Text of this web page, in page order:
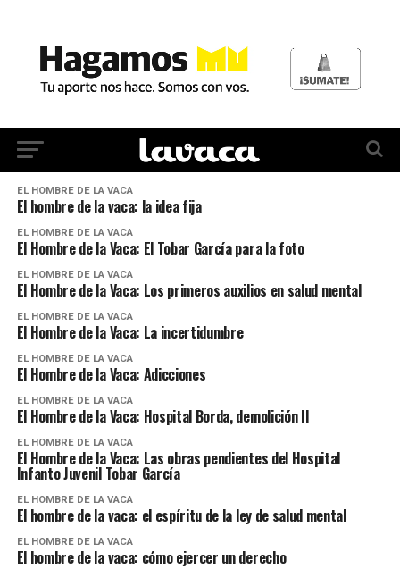
EL HOMBRE DE LA VACA
El hombre de la vaca: la idea fija
EL HOMBRE DE LA VACA
El Hombre de la Vaca: El Tobar García para la foto
EL HOMBRE DE LA VACA
El Hombre de la Vaca: Los primeros auxilios en salud mental
EL HOMBRE DE LA VACA
El Hombre de la Vaca: La incertidumbre
EL HOMBRE DE LA VACA
El Hombre de la Vaca: Adicciones
EL HOMBRE DE LA VACA
El Hombre de la Vaca: Hospital Borda, demolición II
EL HOMBRE DE LA VACA
El Hombre de la Vaca: Las obras pendientes del Hospital
Infanto Juvenil Tobar García
EL HOMBRE DE LA VACA
El hombre de la vaca: el espíritu de la ley de salud mental
EL HOMBRE DE LA VACA
El hombre de la vaca: cómo ejercer un derecho